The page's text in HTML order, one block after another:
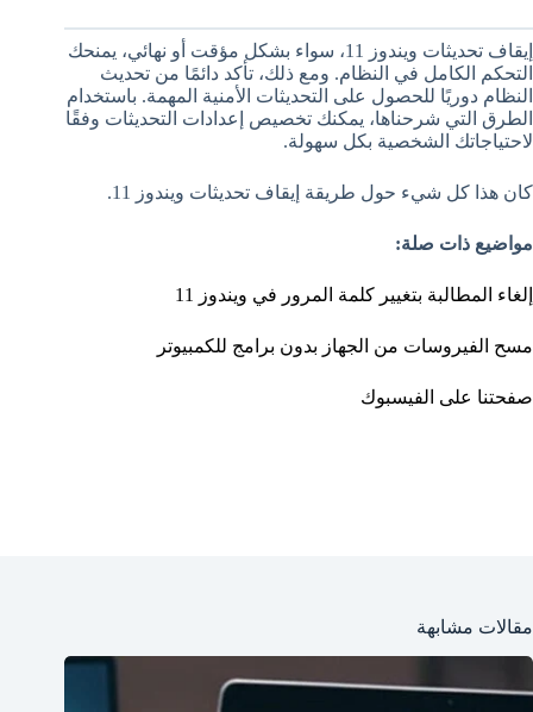
إيقاف تحديثات ويندوز 11، سواء بشكل مؤقت أو نهائي، يمنحك
التحكم الكامل في النظام. ومع ذلك، تأكد دائمًا من تحديث
النظام دوريًا للحصول على التحديثات الأمنية المهمة. باستخدام
الطرق التي شرحناها، يمكنك تخصيص إعدادات التحديثات وفقًا
لاحتياجاتك الشخصية بكل سهولة.
كان هذا كل شيء حول طريقة إيقاف تحديثات ويندوز 11.
مواضيع ذات صلة:
إلغاء المطالبة بتغيير كلمة المرور في ويندوز 11
مسح الفيروسات من الجهاز بدون برامج للكمبيوتر
صفحتنا على الفيسبوك
مقالات مشابهة